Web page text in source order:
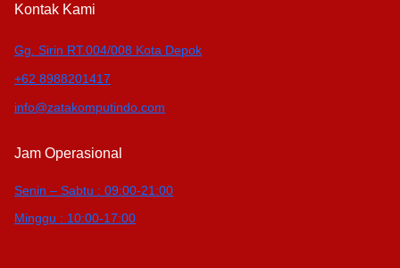
Kontak Kami
Gg. Sirin RT.004/008 Kota Depok
+62 8988201417
info@zatakomputindo.com
Jam Operasional
Senin – Sabtu : 09:00-21:00
Minggu : 10:00-17:00